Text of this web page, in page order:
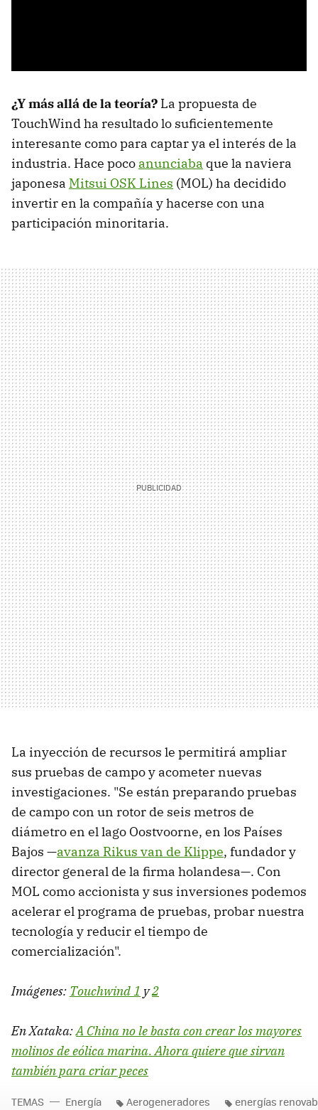
¿Y más allá de la teoría? La propuesta de
TouchWind ha resultado lo suficientemente
interesante como para captar ya el interés de la
industria. Hace poco anunciaba que la naviera
japonesa Mitsui OSK Lines (MOL) ha decidido
invertir en la compañía y hacerse con una
participación minoritaria.
La inyección de recursos le permitirá ampliar
sus pruebas de campo y acometer nuevas
investigaciones. "Se están preparando pruebas
de campo con un rotor de seis metros de
diámetro en el lago Oostvoorne, en los Países
Bajos —avanza Rikus van de Klippe, fundador y
director general de la firma holandesa—. Con
MOL como accionista y sus inversiones podemos
acelerar el programa de pruebas, probar nuestra
tecnología y reducir el tiempo de
comercialización".
Imágenes: Touchwind 1 y2
En Xataka:A China no le basta con crear los mayores
molinos de eólica marina. Ahora quiere que sirvan
también para criar peces
TEMAS Energía Aerogeneradores energías